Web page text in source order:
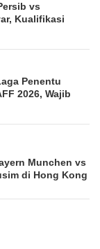
vs
Kualifikasi
Penentu
2026, Wajib
Munchen vs
di Hong Kong